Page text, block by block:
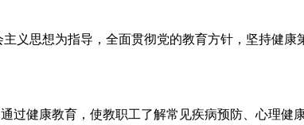
义思想为指导，全面贯彻党的教育方针，坚持健
过健康教育，使教职工了解常见疾病预防、心理健